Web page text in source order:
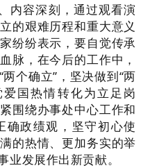
内容深刻，通过观看演
的艰难历程和重大意义
纷纷表示，要自觉传承
脉，在今后的工作中，
“两个确立” ，坚决做到“两
爱国热情转化为立足岗
围绕办事处中心工作和
确政绩观，坚守初心使
的热情、更加务实的举
业发展作出新贡献。